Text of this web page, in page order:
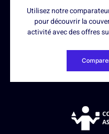
Utilisez notre
pour découvrir la
activité avec des offres